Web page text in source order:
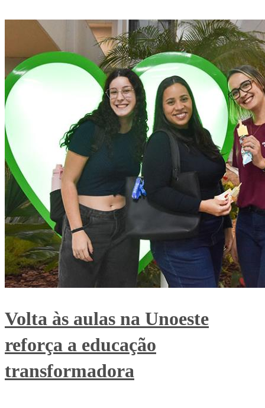
Volta às aulas na Unoeste
reforça a educação
transformadora